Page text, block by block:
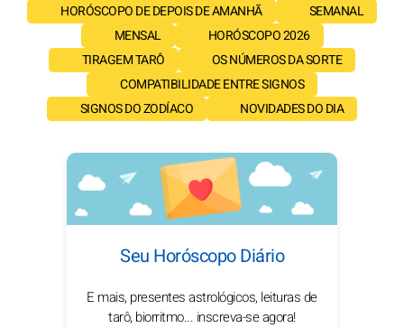
HORÓSCOPO DE DEPOIS DE AMANHÃ
SEMANAL
MENSAL
HORÓSCOPO 2026
TIRAGEM TARÔ
OS NÚMEROS DA SORTE
COMPATIBILIDADE ENTRE SIGNOS
SIGNOS DO ZODÍACO
NOVIDADES DO DIA
Seu Horóscopo Diário
E mais, presentes astrológicos, leituras de
tarô, biorritmo... inscreva-se agora!